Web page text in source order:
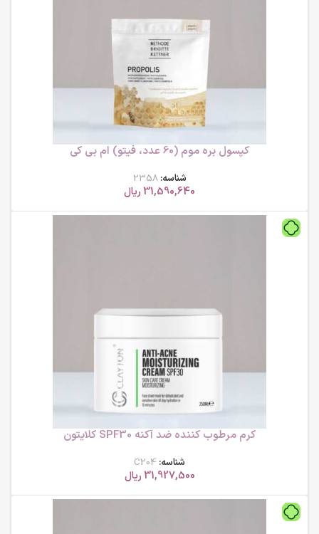
کپسول بره موم (60 عدد، فیتو) ام بی کی
شناسه:2358
31,590,640 ریال
کرم مرطوب کننده ضد آکنه SPF30 کلایتون
شناسه: C204
31,927,500 ریال